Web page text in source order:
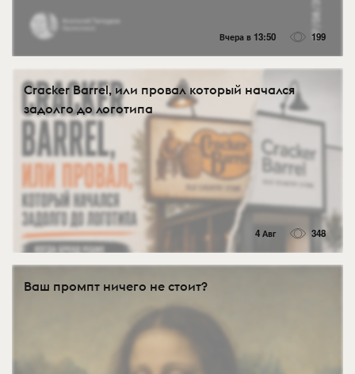
Вчера в 13:50 199
Cracker Barrel, или провал который начался
задолго до логотипа
4 Авг 348
Ваш промпт ничего не стоит?